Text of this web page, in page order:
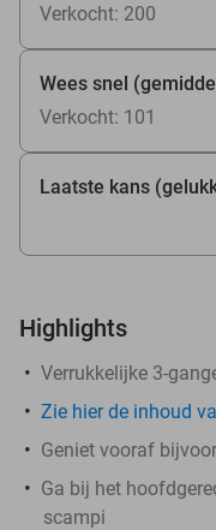
Verkocht: 200
Wees snel
Verkocht: 101
Laatste kans
Highlights
Verrukkelijke 3-
Zie hierde inhoud
Geniet vooraf
Ga bij het
scampi